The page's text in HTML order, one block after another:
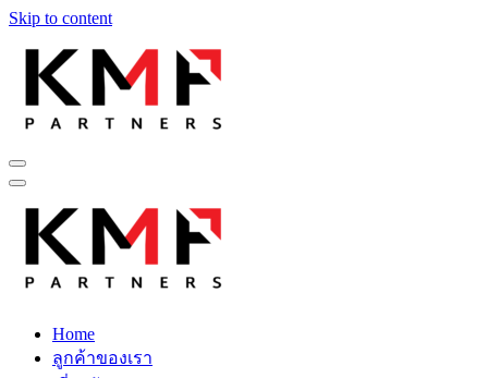
Skip to content
Fintech สำหรับวงการรับเหมาก่อสร้าง สู่อนาคตที่ดีกว่าไปพร้อม
กับเรา เพราะโอกาสรอไม่ได้
Fintech สำหรับวงการรับเหมาก่อสร้าง สู่อนาคตที่ดีกว่าไปพร้อม
กับเรา เพราะโอกาสรอไม่ได้
Home
ลูกค้าของเรา